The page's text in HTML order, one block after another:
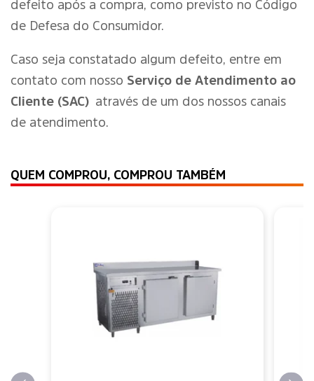
defeito após a compra, como previsto no Código
de Defesa do Consumidor.
Caso seja constatado algum defeito, entre em
contato com nosso Serviço de Atendimento ao
Cliente (SAC) através de um dos nossos canais
de atendimento.
QUEM COMPROU, COMPROU TAMBÉM